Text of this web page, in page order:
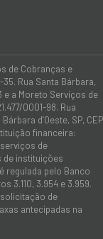
de Cobranças e
Rua Santa Bárbara,
e a Moreto Serviços de
0001-98. Rua
d’Oeste, SP, CEP
financeira:
de
de instituições
regulada pelo Banco
3.110, 3.954 e 3.959.
de
antecipadas na